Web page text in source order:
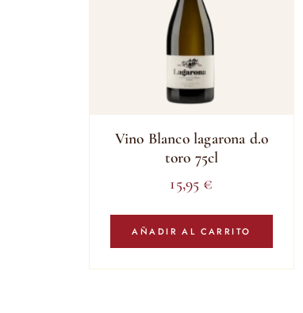
Vino Blanco lagarona d.o
toro 75cl
15,95 €
AÑADIR AL CARRITO